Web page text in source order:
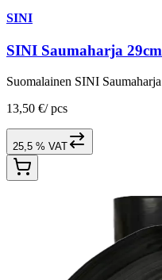
SINI
SINI Saumaharja 29cm
Suomalainen SINI Saumaharja
13,50 €/ pcs
25,5 % VAT